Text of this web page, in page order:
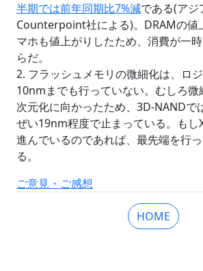
半期では前年同期比7%減である(ア
Counterpoint社による)。DRAMの値
マホも値上がりしたため、消費が一
らだ。
2. フラッシュメモリの微細化は、ロジ
10nmまでも行っていない。むしろ微
次元化に向かったため、3D-NANDで
ぜい19nm程度で止まっている。も
進んでいるのであれば、最先端を行
る。
ご意見・ご感想
HOME